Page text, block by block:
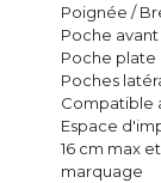
Poignée /
Poche
Poche plate
Poches
Compatible
Espace
16 cm max
marquage